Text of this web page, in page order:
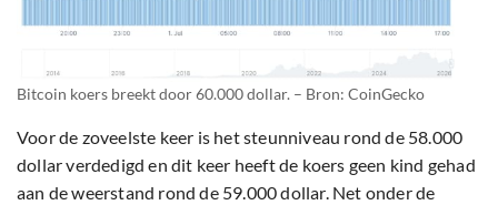
Bitcoin koers breekt door 60.000 dollar. – Bron: CoinGecko
Voor de zoveelste keer is het steunniveau rond de 58.000
dollar verdedigd en dit keer heeft de koers geen kind gehad
aan de weerstand rond de 59.000 dollar. Net onder de